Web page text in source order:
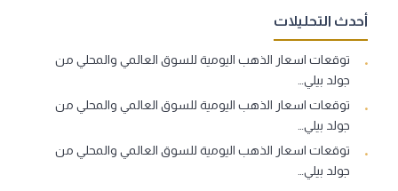
أحدث التحليلات
توقعات اسعار الذهب اليومية للسوق العالمي والمحلي من
جولد بيلي…
توقعات اسعار الذهب اليومية للسوق العالمي والمحلي من
جولد بيلي…
توقعات اسعار الذهب اليومية للسوق العالمي والمحلي من
جولد بيلي…